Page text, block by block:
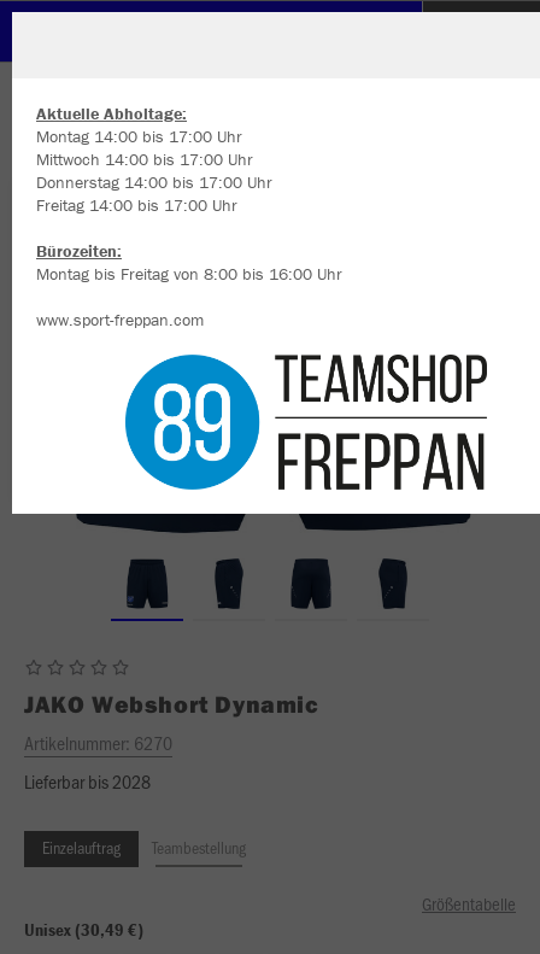
JAKO Webshort Dynamic
Artikelnummer: 6270
Lieferbar bis 2028
Einzelauftrag Teambestellung
Größentabelle
Unisex (30,49 €)
Aktuelle Abholtage:
Montag 14:00 bis 17:00 Uhr
Mittwoch 14:00 bis 17:00 Uhr
Donnerstag 14:00 bis 17:00 Uhr
Freitag 14:00 bis 17:00 Uhr
Bürozeiten:
Montag bis Freitag von 8:00 bis 16:00 Uhr
www.sport-freppan.com
Wir verwenden Cookies
Inhalte anzeigen und unsere Website verbessern. Weitere
zu den Cookies findest Du in den Einstellungen.
Alle ablehnen
mehr Infos
Datenschutz
Impressum